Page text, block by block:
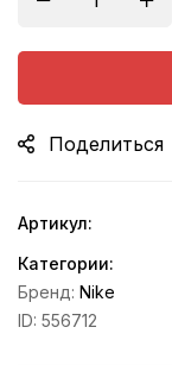
Поделиться
Артикул:
Категории:
Бренд: Nike
ID: 556712